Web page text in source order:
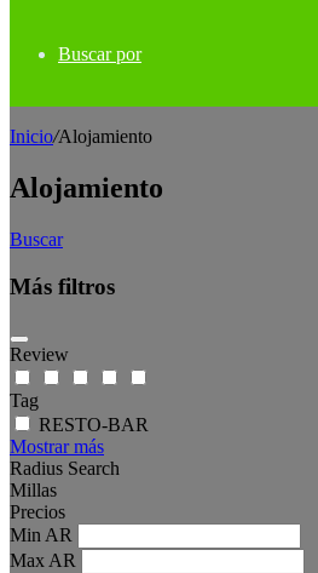
Buscar por
Inicio/Alojamiento
Alojamiento
Buscar
Más filtros
Review
Tag
RESTO-BAR
Mostrar más
Radius Search
Millas
Precios
Min AR
Max AR